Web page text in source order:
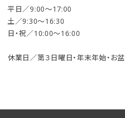
平日／9:00〜17:00
土／9:30〜16:30
日・祝／10:00〜16:00
休業日／第３日曜日・年末年始・お盆